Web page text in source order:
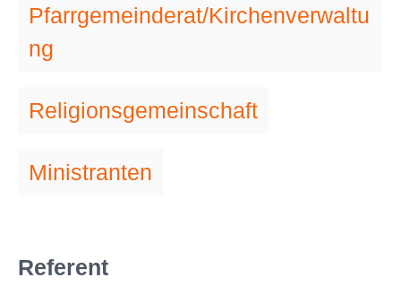
Pfarrgemeinderat/Kirchenverwaltu
ng
Religionsgemeinschaft
Ministranten
Referent